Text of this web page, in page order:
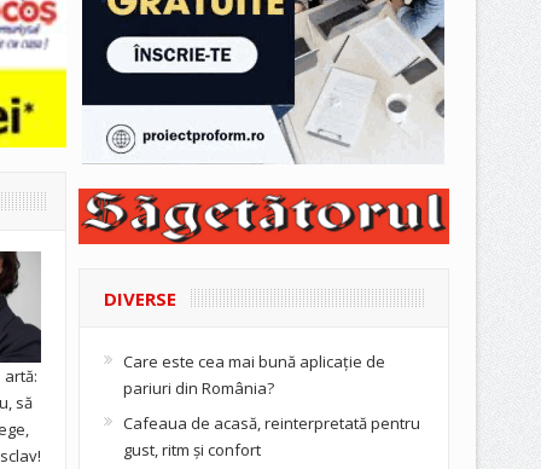
să
DIVERSE
Care este cea mai bună aplicație de
pariuri din România?
Cafeaua de acasă, reinterpretată pentru
gust, ritm și confort